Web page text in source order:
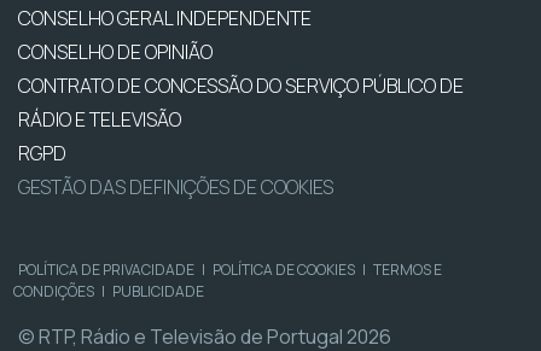
CONSELHO GERAL INDEPENDENTE
CONSELHO DE OPINIÃO
CONTRATO DE CONCESSÃO DO SERVIÇO PÚBLICO DE
RÁDIO E TELEVISÃO
RGPD
GESTÃO DAS DEFINIÇÕES DE COOKIES
POLÍTICA DE PRIVACIDADE | POLÍTICA DE COOKIES | TERMOS E
CONDIÇÕES | PUBLICIDADE
© RTP, Rádio e Televisão de Portugal 2026